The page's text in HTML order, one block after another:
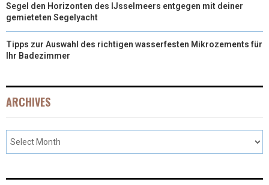
Segel den Horizonten des IJsselmeers entgegen mit deiner
gemieteten Segelyacht
Tipps zur Auswahl des richtigen wasserfesten Mikrozements für
Ihr Badezimmer
ARCHIVES